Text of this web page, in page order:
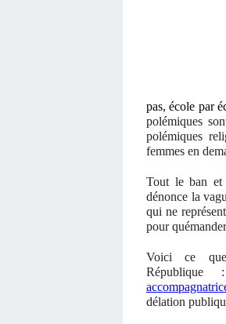
pas, école par
polémiques
polémiques
femmes en
Tout le ban et
dénonce la
qui ne
pour
Voici ce
délation